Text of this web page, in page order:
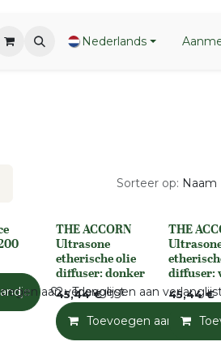
Nederlands
Sorteer op: Naam
Toevoegen aan
aan verlanglijst
None
THE ACCORN
Ultrasone
etherische olie
diffuser: donker
45,44€
Toevoegen aan
None
THE
diffuser:
45,44€